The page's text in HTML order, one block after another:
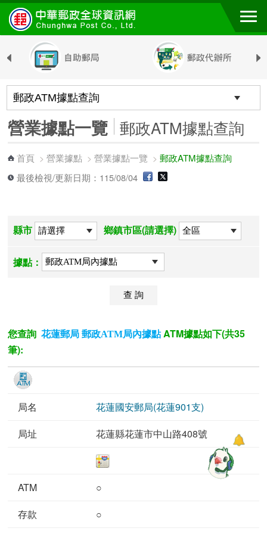
跳到主要內容區塊
營業據點一覽 郵政ATM據點查詢
首頁 >營業據點 >營業據點一覽 >郵政ATM據點查詢
最後檢視/更新日期：115/08/04
縣市 鄉鎮市區(請選擇)
據點：
您查詢 花蓮郵局 郵政ATM局內據點 ATM據點如下(共35
筆):
花蓮國安郵局(花蓮901支)
花蓮縣花蓮市中山路408號
○
○